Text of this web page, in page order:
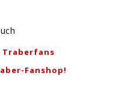
Fanshop!